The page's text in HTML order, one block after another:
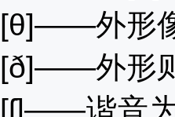
[θ]――外形
[ð]――外形
[ʃ]――谐音